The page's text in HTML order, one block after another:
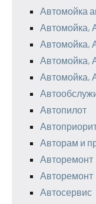
Автомойка
Автомойка,
Автомойка,
Автомойка,
Автомойка,
Автопилот
Авторам и
Авторемонт
Авторемонт
Автосервис